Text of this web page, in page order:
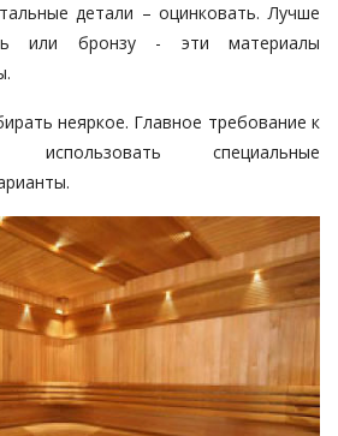
детали – оцинковать. Лучше
или бронзу - эти материалы
неяркое. Главное требование к
специальные